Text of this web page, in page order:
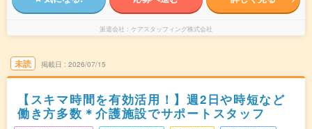
派遣会社 ケアスタッフィング株式会社
未読 掲載日 2026/07/15
【スキマ時間を有効活用！】週2日や時短など
働き方多数＊介護施設でサポートスタッフ